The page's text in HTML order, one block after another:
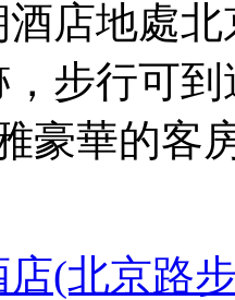
店地處
步行可
豪華的客
(北京路